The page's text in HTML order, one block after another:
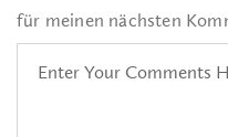
für meinen nächsten